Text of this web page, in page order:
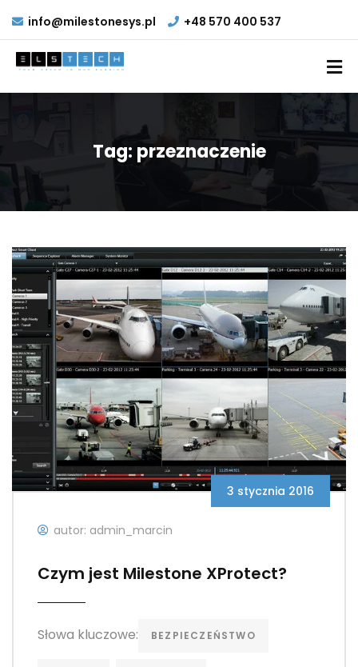
info@milestonesys.pl +48 570 400 537
Tag: przeznaczenie
3 stycznia 2016
autor: admin_marcin
Czym jest Milestone XProtect?
Słowa kluczowe: BEZPIECZEŃSTWO